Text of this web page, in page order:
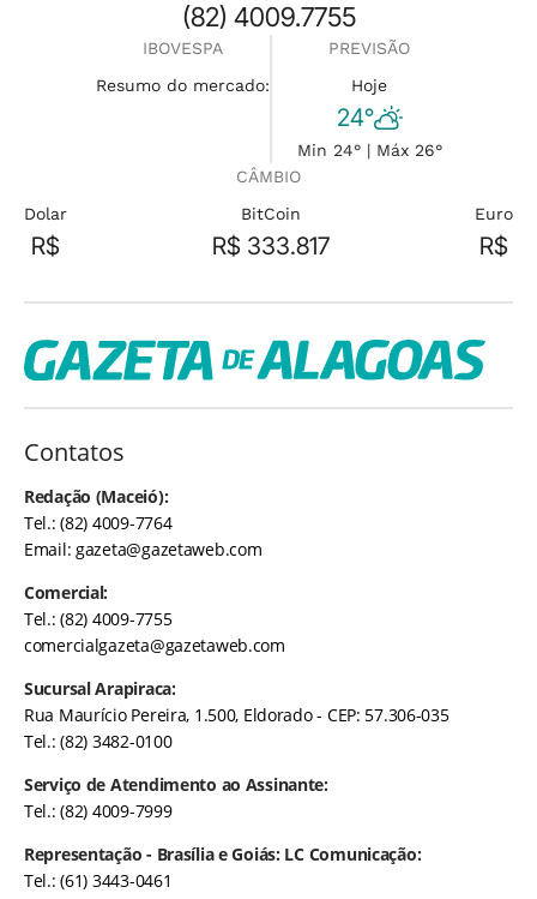
(82) 4009.7755
IBOVESPA
Resumo do mercado:
PREVISÃO
Hoje
24°
Min 24° | Máx 26°
CÂMBIO
Dolar
R$
BitCoin
R$ 333.817
Euro
R$
Contatos
Redação (Maceió):
Tel.: (82) 4009-7764
Email:gazeta@gazetaweb.com
Comercial:
Tel.: (82) 4009-7755
comercialgazeta@gazetaweb.com
Sucursal Arapiraca:
Rua Maurício Pereira, 1.500, Eldorado - CEP: 57.306-035
Tel.: (82) 3482-0100
Serviço de Atendimento ao Assinante:
Tel.: (82) 4009-7999
Representação - Brasília e Goiás: LC Comunicação:
Tel.: (61) 3443-0461